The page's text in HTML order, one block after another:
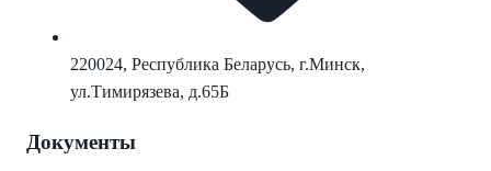
220024, Республика Беларусь, г.Минск,
ул.Тимирязева, д.65Б
Документы